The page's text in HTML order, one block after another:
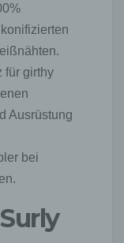
für girthy
Ausrüstung
bei